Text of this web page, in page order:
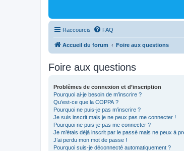
Raccourcis FAQ
Accueil du forum Foire aux questions
Foire aux questions
Problèmes de connexion et d’inscription
Pourquoi ai-je besoin de m’inscrire ?
Qu’est-ce que la COPPA ?
Pourquoi ne puis-je pas m’inscrire ?
Je suis inscrit mais je ne peux pas me connecter !
Pourquoi ne puis-je pas me connecter ?
Je m’étais déjà inscrit par le passé mais ne peux à
J’ai perdu mon mot de passe !
Pourquoi suis-je déconnecté automatiquement ?